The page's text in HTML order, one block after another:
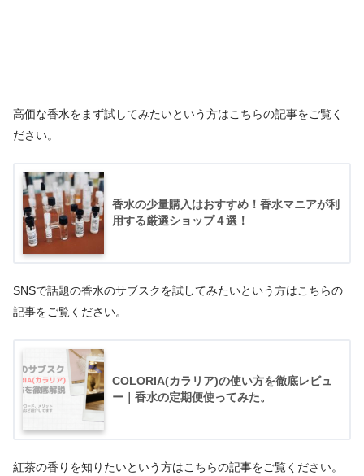
高価な香水をまず試してみたいという方はこちらの記事をご覧く
ださい。
香水の少量購入はおすすめ！香水マニアが利
用する厳選ショップ４選！
SNSで話題の香水のサブスクを試してみたいという方はこちらの
記事をご覧ください。
COLORIA(カラリア)の使い方を徹底レビュ
ー｜香水の定期便使ってみた。
紅茶の香りを知りたいという方はこちらの記事をご覧ください。